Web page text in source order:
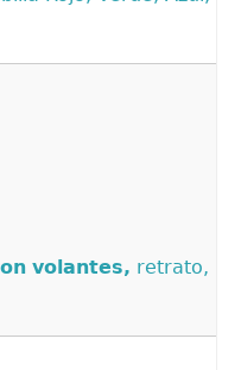
volantes, retrato,